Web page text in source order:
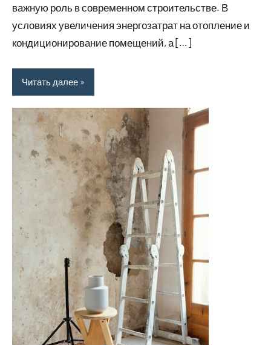
важную роль в современном строительстве. В
условиях увеличения энергозатрат на отопление и
кондиционирование помещений, а […]
Читать далее